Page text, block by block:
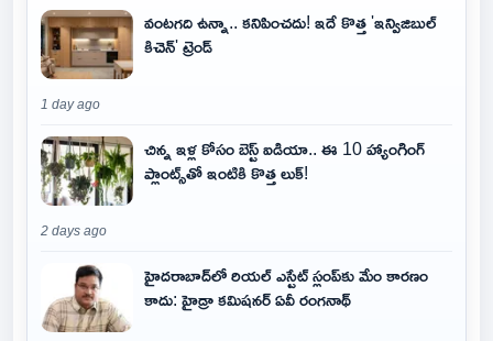
వంటగది ఉన్నా.. కనిపించదు! ఇదే కొత్త 'ఇన్విజిబుల్
కిచెన్' ట్రెండ్
1 day ago
చిన్న ఇళ్ల కోసం బెస్ట్ ఐడియా.. ఈ 10 హ్యాంగింగ్
ప్లాంట్స్‌తో ఇంటికి కొత్త లుక్!
2 days ago
హైదరాబాద్‌లో రియల్ ఎస్టేట్ స్లంప్‌కు మేం కారణం
కాదు: హైడ్రా కమిషనర్ ఏవీ రంగనాథ్